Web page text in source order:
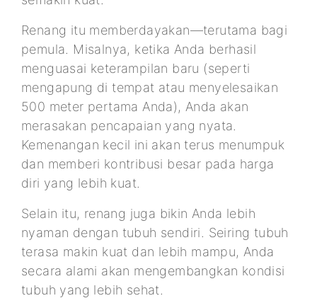
Renang itu memberdayakan—terutama bagi
pemula. Misalnya, ketika Anda berhasil
menguasai keterampilan baru (seperti
mengapung di tempat atau menyelesaikan
500 meter pertama Anda), Anda akan
merasakan pencapaian yang nyata.
Kemenangan kecil ini akan terus menumpuk
dan memberi kontribusi besar pada harga
diri yang lebih kuat.
Selain itu, renang juga bikin Anda lebih
nyaman dengan tubuh sendiri. Seiring tubuh
terasa makin kuat dan lebih mampu, Anda
secara alami akan mengembangkan kondisi
tubuh yang lebih sehat.